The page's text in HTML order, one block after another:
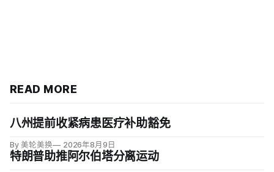
READ MORE
八州提前收紧病患医疗补助豁免
By 美轮美换 2026年8月9日
特朗普助推阿尔伯塔分离运动